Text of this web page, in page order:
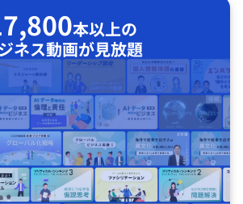
本以上の
ネス動画が見放題